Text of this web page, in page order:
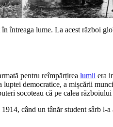
întreaga lume. La acest război
pentru reîmpărțirea lumii era
democratice, a mișcării
socoteau că pe calea
când un tânăr student sârb l-